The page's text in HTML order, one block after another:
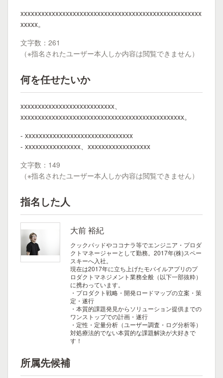
xxxxxxxxxxxxxxxxxxxxxxxxxxxxxxxxxxxxxxxxxxxxxxxxxxxx
xxxxx。
文字数：261
（※指名されたユーザー本人しか内容は閲覧できません）
何を任せたいか
xxxxxxxxxxxxxxxxxxxxxxxxxxx、
xxxxxxxxxxxxxxxxxxxxxxxxxxxxxxxxxxxxxxxxxxxxxxx。
- xxxxxxxxxxxxxxxxxxxxxxxxxxxxxxx
- xxxxxxxxxxxxxxxx、xxxxxxxxxxxxxxxxxx
文字数：149
（※指名されたユーザー本人しか内容は閲覧できません）
指名した人
大前 裕紀
クックパッドやココナラ等でエンジニア・プロダ
クトマネージャーとして勤務。2017年(株)スペー
スキーへ入社。
現在は2017年に立ち上げたモバイルアプリのプ
ロダクトマネジメント業務全般（以下一部抜粋）
に携わっています。
・プロダクト戦略・開発ロードマップの立案・策
定・遂行
・本質的課題発見からソリューション提供までの
ワンストップでの計画・遂行
・定性・定量分析（ユーザー調査・ログ分析等）
対処療法的でない本質的な課題解決が大好きで
す！
所属先候補